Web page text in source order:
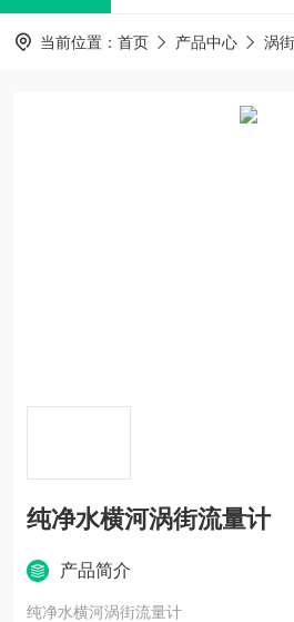
当前位置： 首页 产品中心 涡
纯净水横河涡街流量计
产品简介
纯净水横河涡街流量计